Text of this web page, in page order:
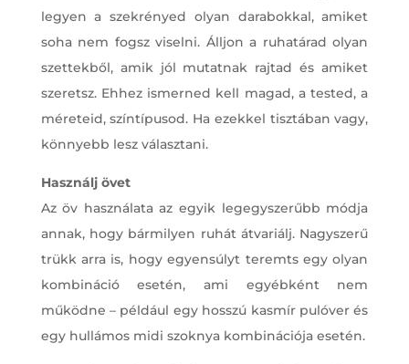
legyen a szekrényed olyan darabokkal, amiket
soha nem fogsz viselni. Álljon a ruhatárad olyan
szettekből, amik jól mutatnak rajtad és amiket
szeretsz. Ehhez ismerned kell magad, a tested, a
méreteid, színtípusod. Ha ezekkel tisztában vagy,
könnyebb lesz választani.
Használj övet
Az öv használata az egyik legegyszerűbb módja
annak, hogy bármilyen ruhát átvariálj. Nagyszerű
trükk arra is, hogy egyensúlyt teremts egy olyan
kombináció esetén, ami egyébként nem
működne – például egy hosszú kasmír pulóver és
egy hullámos midi szoknya kombinációja esetén.